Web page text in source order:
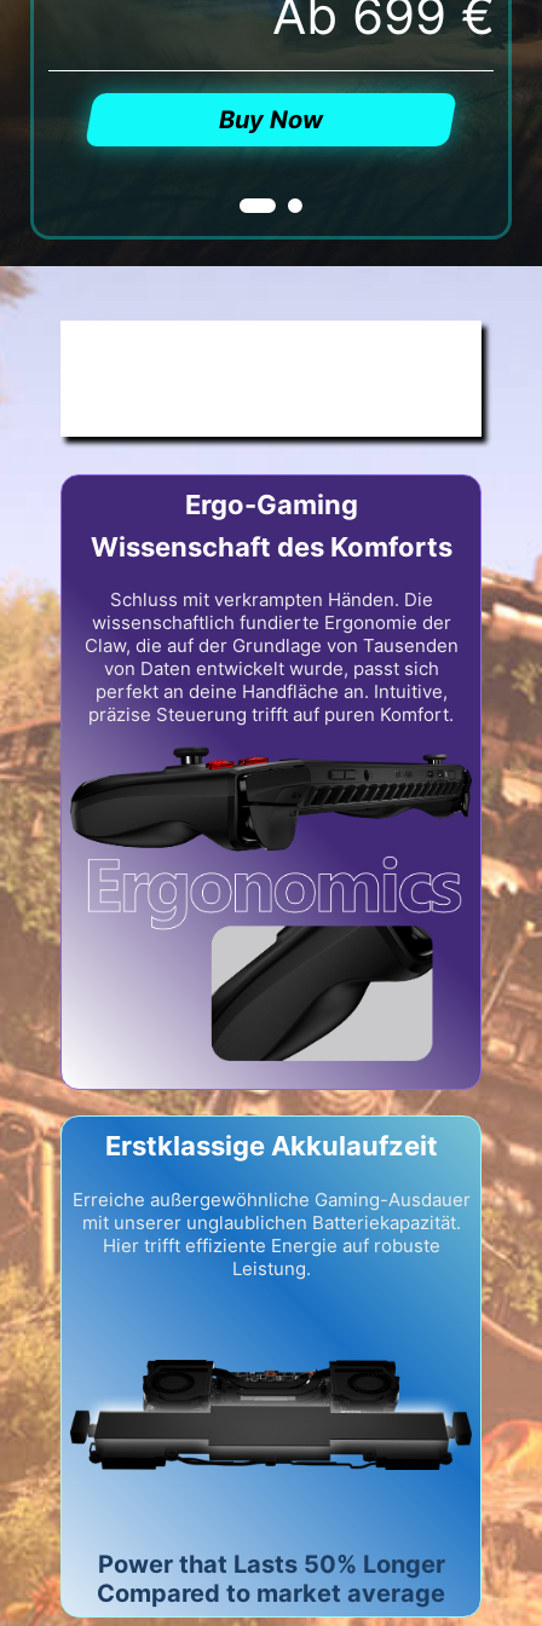
Ab 699 €
Buy Now
Ergo-Gaming
Wissenschaft des Komforts
Schluss mit verkrampten Händen. Die
wissenschaftlich fundierte Ergonomie der
Claw, die auf der Grundlage von Tausenden
von Daten entwickelt wurde, passt sich
perfekt an deine Handfläche an. Intuitive,
präzise Steuerung trifft auf puren Komfort.
Erstklassige Akkulaufzeit
Erreiche außergewöhnliche Gaming-Ausdauer
mit unserer unglaublichen Batteriekapazität.
Hier trifft effiziente Energie auf robuste
Leistung.
Power that Lasts 50% Longer
Compared to market average